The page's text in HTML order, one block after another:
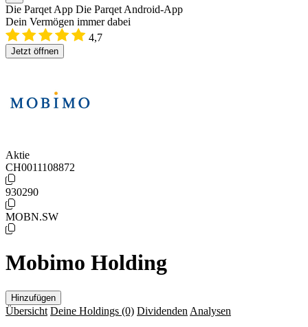
Die Parqet App Die Parqet Android-App
Dein Vermögen immer dabei
4,7
Jetzt öffnen
Aktie
CH0011108872
930290
MOBN.SW
Mobimo Holding
Hinzufügen
Übersicht Deine Holdings (0) Dividenden Analysen